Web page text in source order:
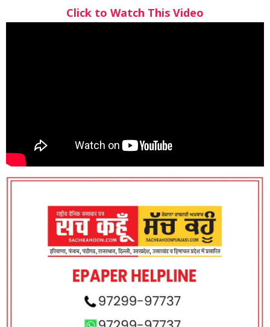
Click to Watch This Video